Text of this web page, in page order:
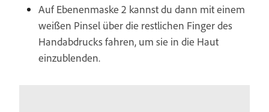
Auf Ebenenmaske 2 kannst du dann mit einem
weißen Pinsel über die restlichen Finger des
Handabdrucks fahren, um sie in die Haut
einzublenden.